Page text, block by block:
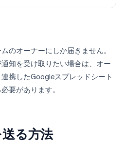
のオーナーにしか届きません。
知を受け取りたい場合は、オー
携したGoogleスプレッドシート
要があります。
る方法